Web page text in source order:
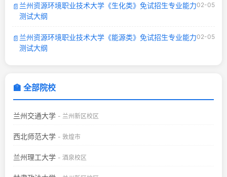
📄 兰州资源环境职业技术大学《生化类》免试招生专业能力
测试大纲
02-05
📄 兰州资源环境职业技术大学《能源类》免试招生专业能力
测试大纲
02-05
🏫 全部院校
兰州交通大学 - 兰州新区校区
西北师范大学 - 敦煌市
兰州理工大学 - 酒泉校区